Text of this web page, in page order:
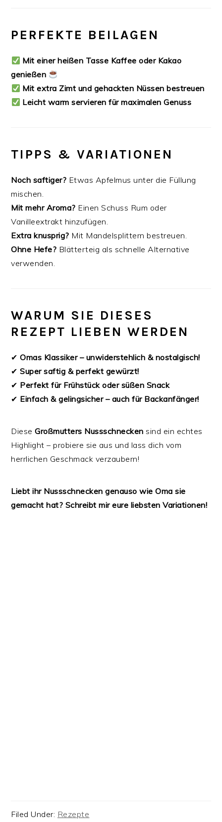
PERFEKTE BEILAGEN
Mit einer heißen Tasse Kaffee oder Kakao
genießen
Mit extra Zimt und gehackten Nüssen bestreuen
Leicht warm servieren für maximalen Genuss
TIPPS & VARIATIONEN
Noch saftiger? Etwas Apfelmus unter die Füllung
mischen.
Mit mehr Aroma? Einen Schuss Rum oder
Vanilleextrakt hinzufügen.
Extra knusprig? Mit Mandelsplittern bestreuen.
Ohne Hefe? Blätterteig als schnelle Alternative
verwenden.
WARUM SIE DIESES
REZEPT LIEBEN WERDEN
✔Omas Klassiker – unwiderstehlich & nostalgisch!
✔Super saftig & perfekt gewürzt!
✔ Perfekt für Frühstück oder süßen Snack
✔ Einfach & gelingsicher – auch für Backanfänger!
DieseGroßmutters Nussschnecken sind ein echtes
Highlight – probiere sie aus und lass dich vom
herrlichen Geschmack verzaubern!
Liebt ihr Nussschnecken genauso wie Oma sie
gemacht hat? Schreibt mir eure liebsten Variationen!
Filed Under: Rezepte